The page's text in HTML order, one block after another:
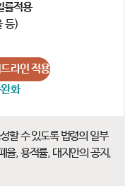
률적용
등)
라인 적용
화
할 수 있도록 법령의 일부
율, 용적률, 대지안의 공지,